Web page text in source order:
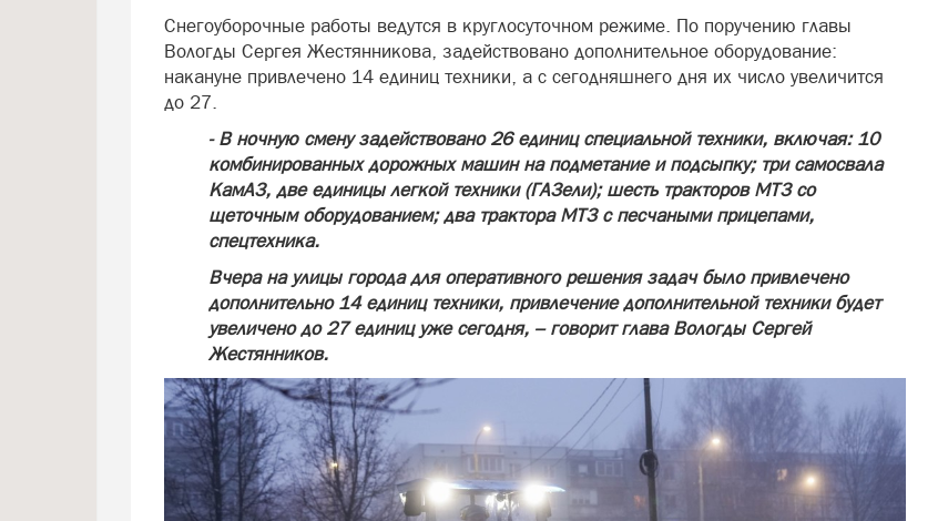
Снегоуборочные работы ведутся в круглосуточном режиме. По поручению главы
Вологды Сергея Жестянникова, задействовано дополнительное оборудование:
накануне привлечено 14 единиц техники, а с сегодняшнего дня их число увеличится
до 27.
- В ночную смену задействовано 26 единиц специальной техники, включая: 10
комбинированных дорожных машин на подметание и подсыпку; три самосвала
КамАЗ, две единицы легкой техники (ГАЗели); шесть тракторов МТЗ со
щеточным оборудованием; два трактора МТЗ с песчаными прицепами,
спецтехника.
Вчера на улицы города для оперативного решения задач было привлечено
дополнительно 14 единиц техники, привлечение дополнительной техники будет
увеличено до 27 единиц уже сегодня, – говорит глава Вологды Сергей
Жестянников.